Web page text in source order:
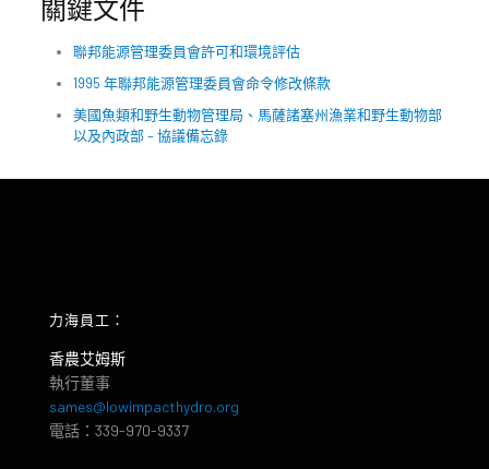
關鍵文件
聯邦能源管理委員會許可和環境評估
1995 年聯邦能源管理委員會命令修改條款
美國魚類和野生動物管理局、馬薩諸塞州漁業和野生動物部
以及內政部 – 協議備忘錄
力海員工：
香農艾姆斯
執行董事
sames@lowimpacthydro.org
電話：339-970-9337